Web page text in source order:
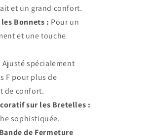
et un grand confort.
Bonnets : Pour un
et une touche
Ajusté spécialement
F pour plus de
de confort.
sur les Bretelles :
sophistiquée.
de Fermeture